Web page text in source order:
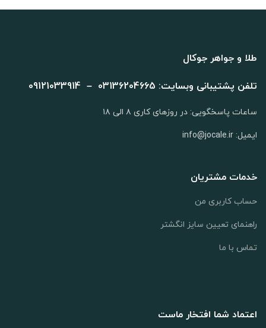
طلا و جواهر جوکال
تلفن پشتیبانی وبسایت: 03136204665 – 09121033914
ساعات پاسخگویی: در روزهای کاری ۸ الی ۱۸
ایمیل: info@jocale.ir
خدمات مشتریان
حساب کاربری من
راهنمای تعیین سایز انگشتر
تماس با ما
اعتماد شما افتخار ماست